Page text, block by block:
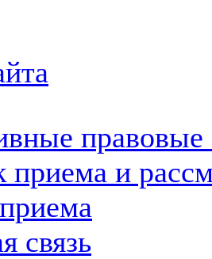
правовые
приема и
связь